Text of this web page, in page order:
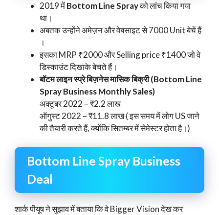
2019 मेंBottom Line Sprayको लांच किया गया
था।
अबतक उन्होंने अमेज़न और वेबसाइट से 7000 Unit बेचें हैं
।
इसका MRP ₹2000 और Selling price ₹1400 जो वे
डिस्काउंट दिखाके बेचते हैं।
बॉटम लाइन स्प्रे बिज़नेस मासिक बिक्री (Bottom Line
Spray Business Monthly Sales)
अक्टूबर 2022 – ₹2.2 लाख
ऑगुस्ट 2022 – ₹11.8 लाख ( इस समय में लोग US जाने
की तैयारी करते हैं, क्योंकि सितम्बर में सेमेस्टर होता है।)
Bottom Line Spray Business
Deal
शार्क पीयूष ने सुझाव में बताया कि वे Bigger Vision देख कर